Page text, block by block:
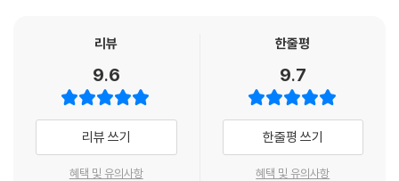
Unit 16 It's a Space Race!
· Ancient Math
Unit 17 Doing Math the Right Way
Unit 18 Ancient Math in Class
리뷰
9.6
리뷰 쓰기
혜택 및 유의사항
한줄평
9.7
한줄평 쓰기
혜택 및 유의사항